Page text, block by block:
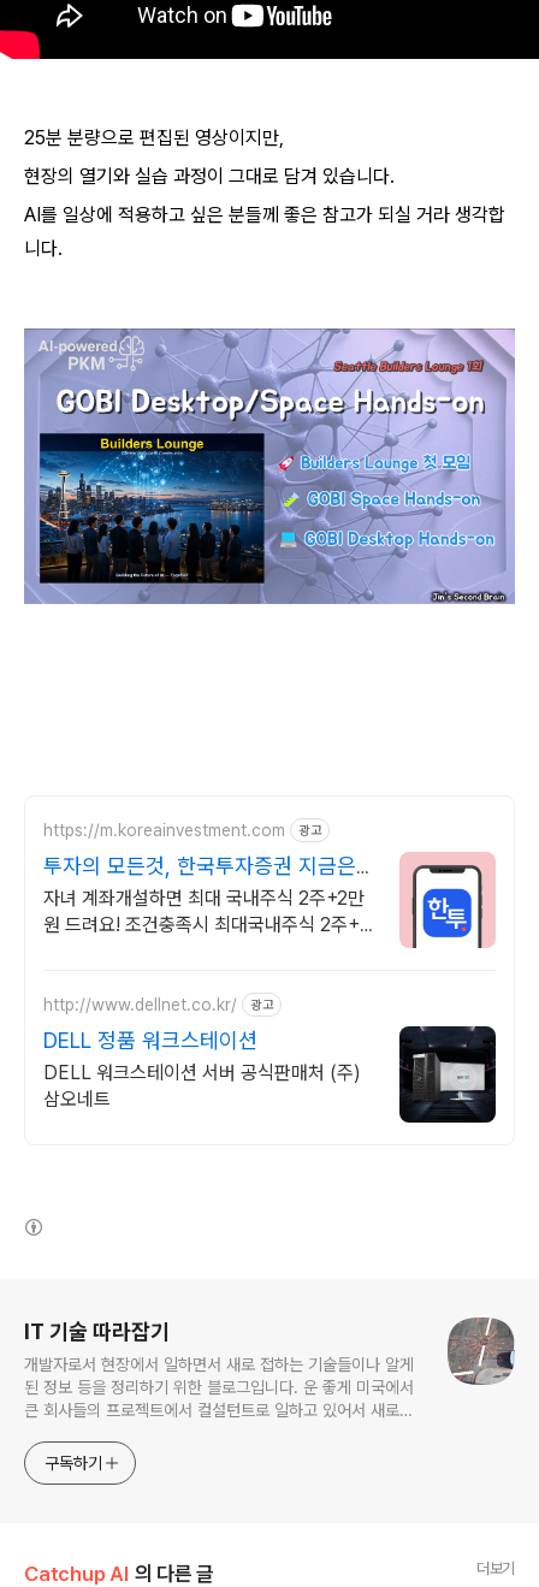
25분 분량으로 편집된 영상이지만,
현장의 열기와 실습 과정이 그대로 담겨 있습니다.
AI를 일상에 적용하고 싶은 분들께 좋은 참고가 되실 거라 생각합
니다.
https://m.koreainvestment.com 광고
투자의 모든것, 한국투자증권 지금은
한국투자!
자녀 계좌개설하면 최대 국내주식 2주+2만
원 드려요! 조건충족시 최대국내주식 2주+2
http://www.dellnet.co.kr/ 광고
DELL 정품 워크스테이션
DELL 워크스테이션 서버 공식판매처 (주)
삼오네트
IT 기술 따라잡기
개발자로서 현장에서 일하면서 새로 접하는 기술들이나 알게
된 정보 등을 정리하기 위한 블로그입니다. 운 좋게 미국에서
큰 회사들의 프로젝트에서 컬설턴트로 일하고 있어서 새로운
사용되는 툴들에 대해 많은 분들과 정보를 공유하고 싶습니다.
구독하기
Catchup AI 의 다른 글 더보기